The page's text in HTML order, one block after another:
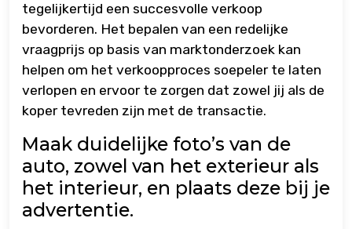
tegelijkertijd een succesvolle verkoop
bevorderen. Het bepalen van een redelijke
vraagprijs op basis van marktonderzoek kan
helpen om het verkoopproces soepeler te laten
verlopen en ervoor te zorgen dat zowel jij als de
koper tevreden zijn met de transactie.
Maak duidelijke foto’s van de
auto, zowel van het exterieur als
het interieur, en plaats deze bij je
advertentie.